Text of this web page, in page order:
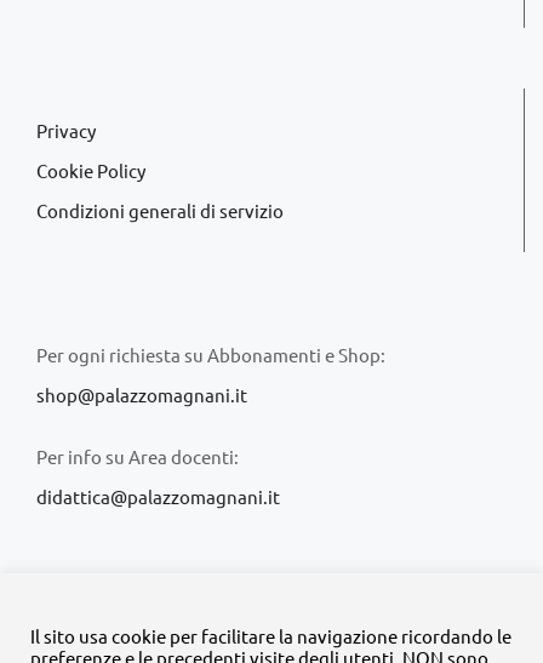
Privacy
Cookie Policy
Condizioni generali di servizio
Per ogni richiesta su Abbonamenti e Shop:
shop@palazzomagnani.it
Per info su Area docenti:
didattica@palazzomagnani.it
Il sito usa cookie per facilitare la navigazione ricordando le
preferenze e le precedenti visite degli utenti. NON sono